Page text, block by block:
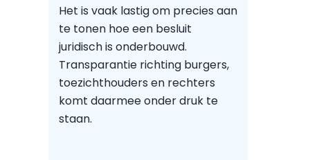
Het is vaak lastig om precies aan
te tonen hoe een besluit
juridisch is onderbouwd.
Transparantie richting burgers,
toezichthouders en rechters
komt daarmee onder druk te
staan.